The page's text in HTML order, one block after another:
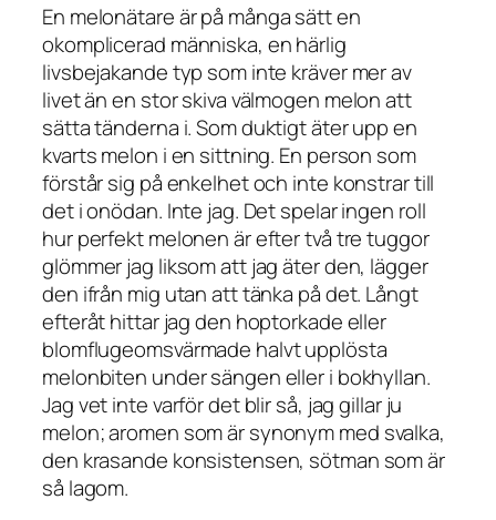
En melonätare är på många sätt en
okomplicerad människa, en härlig
livsbejakande typ som inte kräver mer av
livet än en stor skiva välmogen melon att
sätta tänderna i. Som duktigt äter upp en
kvarts melon i en sittning. En person som
förstår sig på enkelhet och inte konstrar till
det i onödan. Inte jag. Det spelar ingen roll
hur perfekt melonen är efter två tre tuggor
glömmer jag liksom att jag äter den, lägger
den ifrån mig utan att tänka på det. Långt
efteråt hittar jag den hoptorkade eller
blomflugeomsvärmade halvt upplösta
melonbiten under sängen eller i bokhyllan.
Jag vet inte varför det blir så, jag gillar ju
melon; aromen som är synonym med svalka,
den krasande konsistensen, sötman som är
så lagom.